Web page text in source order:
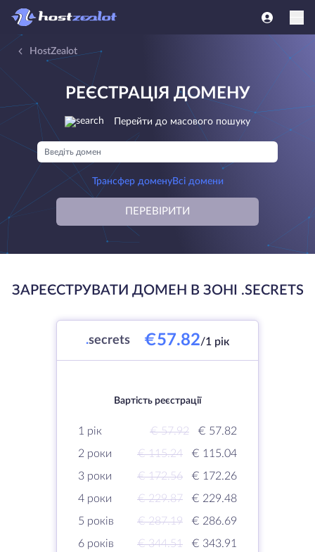
HostZealot
РЕЄСТРАЦІЯ ДОМЕНУ
Перейти до масового пошуку
Трансфер доменуВсі домени
ПЕРЕВІРИТИ
ЗАРЕЄСТРУВАТИ ДОМЕН В ЗОНІ .SECRETS
.secrets €57.82/1 рік
Вартість реєстрації
1 рік € 57.92
€ 57.82
2 роки
€ 115.24
€ 115.04
3 роки
€ 172.56
€ 172.26
4 роки
€ 229.87
€ 229.48
5 років
€ 287.19
€ 286.69
6 років
€ 344.51
€ 343.91